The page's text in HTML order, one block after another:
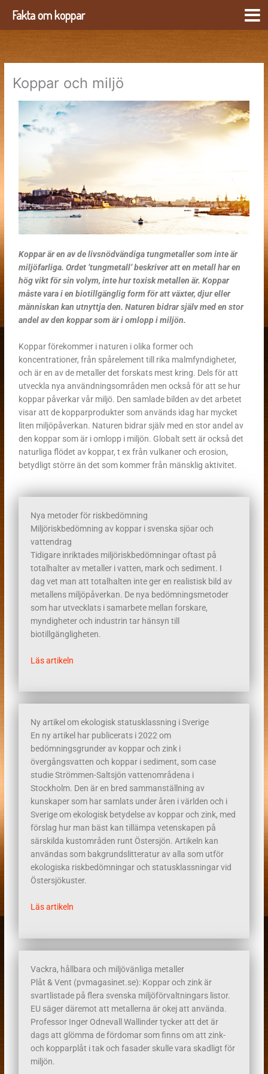
sisältöön
Koppar och miljö
Koppar är en av de livsnödvändiga tungmetaller som inte är
miljöfarliga. Ordet ’tungmetall’ beskriver att en metall har en
hög vikt för sin volym, inte hur toxisk metallen är. Koppar
måste vara i en biotillgänglig form för att växter, djur eller
människan kan utnyttja den. Naturen bidrar själv med en stor
andel av den koppar som är i omlopp i miljön.
Koppar förekommer i naturen i olika former och
koncentrationer, från spårelement till rika malmfyndigheter,
och är en av de metaller det forskats mest kring. Dels för att
utveckla nya användningsområden men också för att se hur
koppar påverkar vår miljö. Den samlade bilden av det arbetet
visar att de kopparprodukter som används idag har mycket
liten miljöpåverkan. Naturen bidrar själv med en stor andel av
den koppar som är i omlopp i miljön. Globalt sett är också det
naturliga flödet av koppar, t ex från vulkaner och erosion,
betydligt större än det som kommer från mänsklig aktivitet.
Nya metoder för riskbedömning
Miljöriskbedömning av koppar i svenska sjöar och
vattendrag
Tidigare inriktades miljöriskbedömningar oftast på
totalhalter av metaller i vatten, mark och sediment. I
dag vet man att totalhalten inte ger en realistisk bild av
metallens miljöpåverkan. De nya bedömningsmetoder
som har utvecklats i samarbete mellan forskare,
myndigheter och industrin tar hänsyn till
biotillgängligheten.
Läs artikeln
Ny artikel om ekologisk statusklassning i Sverige
En ny artikel har publicerats i 2022 om
bedömningsgrunder av koppar och zink i
övergångsvatten och koppar i sediment, som case
studie Strömmen-Saltsjön vattenområdena i
Stockholm. Den är en bred sammanställning av
kunskaper som har samlats under åren i världen och i
Sverige om ekologisk betydelse av koppar och zink, med
förslag hur man bäst kan tillämpa vetenskapen på
särskilda kustområden runt Östersjön. Artikeln kan
användas som bakgrundslitteratur av alla som utför
ekologiska riskbedömningar och statusklassningar vid
Östersjökuster.
Läs artikeln
Vackra, hållbara och miljövänliga metaller
Plåt & Vent (pvmagasinet.se): Koppar och zink är
svartlistade på flera svenska miljöförvaltningars listor.
EU säger däremot att metallerna är okej att använda.
Professor Inger Odnevall Wallinder tycker att det är
dags att glömma de fördomar som finns om att zink-
och kopparplåt i tak och fasader skulle vara skadligt för
miljön.
Fakta om koppar